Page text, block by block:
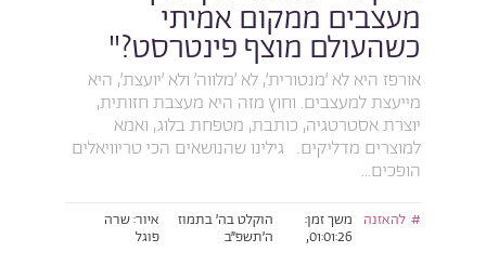
מעצבים ממקום אמיתי
כשהעולם מוצף פינטרסט?"
אורפז היא לא ׳מנטורית׳, לא ׳מלווה׳ ולא ׳יועצת׳, היא
מייעצת למעצבים. וחוץ מזה היא מעצבת חזותית,
יוצרת אסטרטגיה, כותבת, מטפחת בלוג, ואמא
למוצרים מדליקים. גילינו שהנושאים הכי טריוויאלים
הופכים...
להאזנה משך זמן:
01:01:26,
הוקלט בה׳ בתמוז
ה׳תשפ״ב
איור: שרה
פוגל